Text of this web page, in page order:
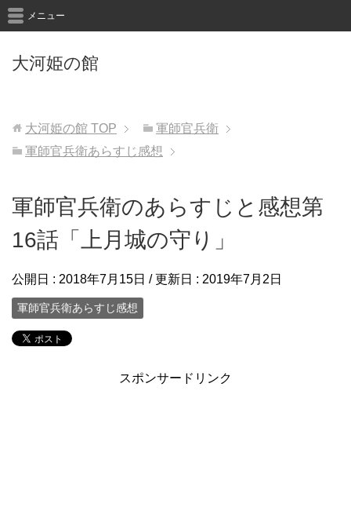
大河姫の館
メニュー
大河姫の館 TOP
軍師官兵衛
軍師官兵衛あらすじ感想
軍師官兵衛のあらすじと感想第
16話「上月城の守り」
公開日 : 2018年7月15日 / 更新日 : 2019年7月2日
軍師官兵衛あらすじ感想
スポンサードリンク